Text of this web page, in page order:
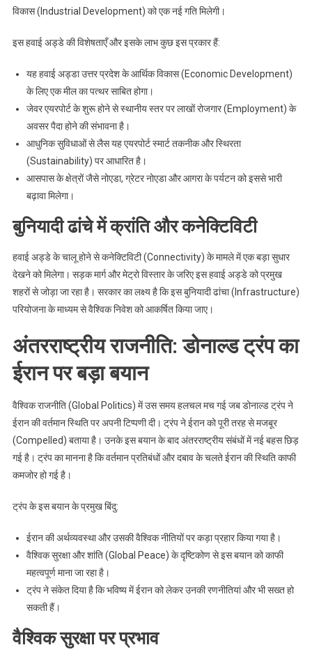
विकास (Industrial Development) को एक नई गति मिलेगी।
इस हवाई अड्डे की विशेषताएँ और इसके लाभ कुछ इस प्रकार हैं:
यह हवाई अड्डा उत्तर प्रदेश के आर्थिक विकास (Economic Development)
के लिए एक मील का पत्थर साबित होगा।
जेवर एयरपोर्ट के शुरू होने से स्थानीय स्तर पर लाखों रोजगार (Employment) के
अवसर पैदा होने की संभावना है।
आधुनिक सुविधाओं से लैस यह एयरपोर्ट स्मार्ट तकनीक और स्थिरता
(Sustainability) पर आधारित है।
आसपास के क्षेत्रों जैसे नोएडा, ग्रेटर नोएडा और आगरा के पर्यटन को इससे भारी
बढ़ावा मिलेगा।
बुनियादी ढांचे में क्रांति और कनेक्टिविटी
हवाई अड्डे के चालू होने से कनेक्टिविटी (Connectivity) के मामले में एक बड़ा सुधार
देखने को मिलेगा। सड़क मार्ग और मेट्रो विस्तार के जरिए इस हवाई अड्डे को प्रमुख
शहरों से जोड़ा जा रहा है। सरकार का लक्ष्य है कि इस बुनियादी ढांचा (Infrastructure)
परियोजना के माध्यम से वैश्विक निवेश को आकर्षित किया जाए।
अंतरराष्ट्रीय राजनीति: डोनाल्ड ट्रंप का
ईरान पर बड़ा बयान
वैश्विक राजनीति (Global Politics) में उस समय हलचल मच गई जब डोनाल्ड ट्रंप ने
ईरान की वर्तमान स्थिति पर अपनी टिप्पणी दी। ट्रंप ने ईरान को पूरी तरह से मजबूर
(Compelled) बताया है। उनके इस बयान के बाद अंतरराष्ट्रीय संबंधों में नई बहस छिड़
गई है। ट्रंप का मानना है कि वर्तमान प्रतिबंधों और दबाव के चलते ईरान की स्थिति काफी
कमजोर हो गई है।
ट्रंप के इस बयान के प्रमुख बिंदु:
ईरान की अर्थव्यवस्था और उसकी वैश्विक नीतियों पर कड़ा प्रहार किया गया है।
वैश्विक सुरक्षा और शांति (Global Peace) के दृष्टिकोण से इस बयान को काफी
महत्वपूर्ण माना जा रहा है।
ट्रंप ने संकेत दिया है कि भविष्य में ईरान को लेकर उनकी रणनीतियां और भी सख्त हो
सकती हैं।
वैश्विक सुरक्षा पर प्रभाव